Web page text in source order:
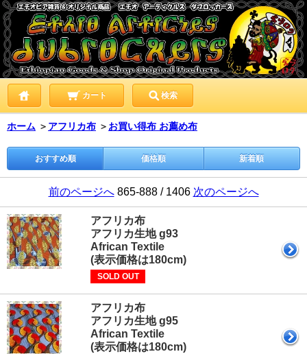
カート 検索
ホーム ＞ アフリカ布 ＞ お買い得布 お薦め布
おすすめ順 価格順 新着順
前のページへ865-888 / 1406 次のページへ
アフリカ布
アフリカ生地 g93
African Textile
(表示価格は180cm)
SOLD OUT
アフリカ布
アフリカ生地 g95
African Textile
(表示価格は180cm)